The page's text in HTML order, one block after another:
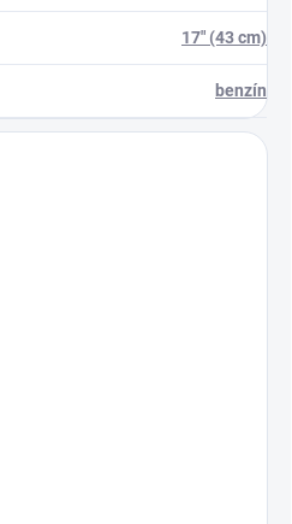
17" (43 cm)
benzín